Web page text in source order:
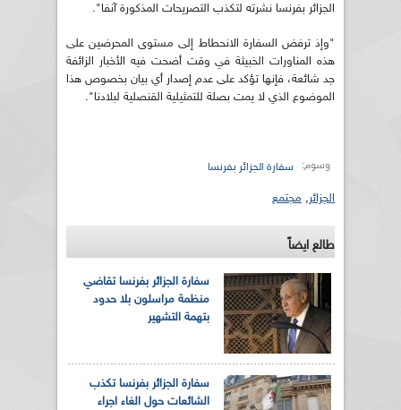
الجزائر بفرنسا نشرته لتكذب التصريحات المذكورة آنفا".
"وإذ ترفض السفارة الانحطاط إلى مستوى المحرضين على
هذه المناورات الخبيثة في وقت أضحت فيه الأخبار الزائفة
جد شائعة، فإنها تؤكد على عدم إصدار أي بيان بخصوص هذا
الموضوع الذي لا يمت بصلة للتمثيلية القنصلية لبلادنا".
وسوم: سفارة الجزائر بفرنسا
الجزائر, مجتمع
طالع ايضاً
سفارة الجزائر بفرنسا تقاضي
منظمة مراسلون بلا حدود
بتهمة التشهير
سفارة الجزائر بفرنسا تكذب
الشائعات حول الغاء اجراء